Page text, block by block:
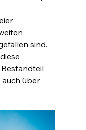
sind.
auch über